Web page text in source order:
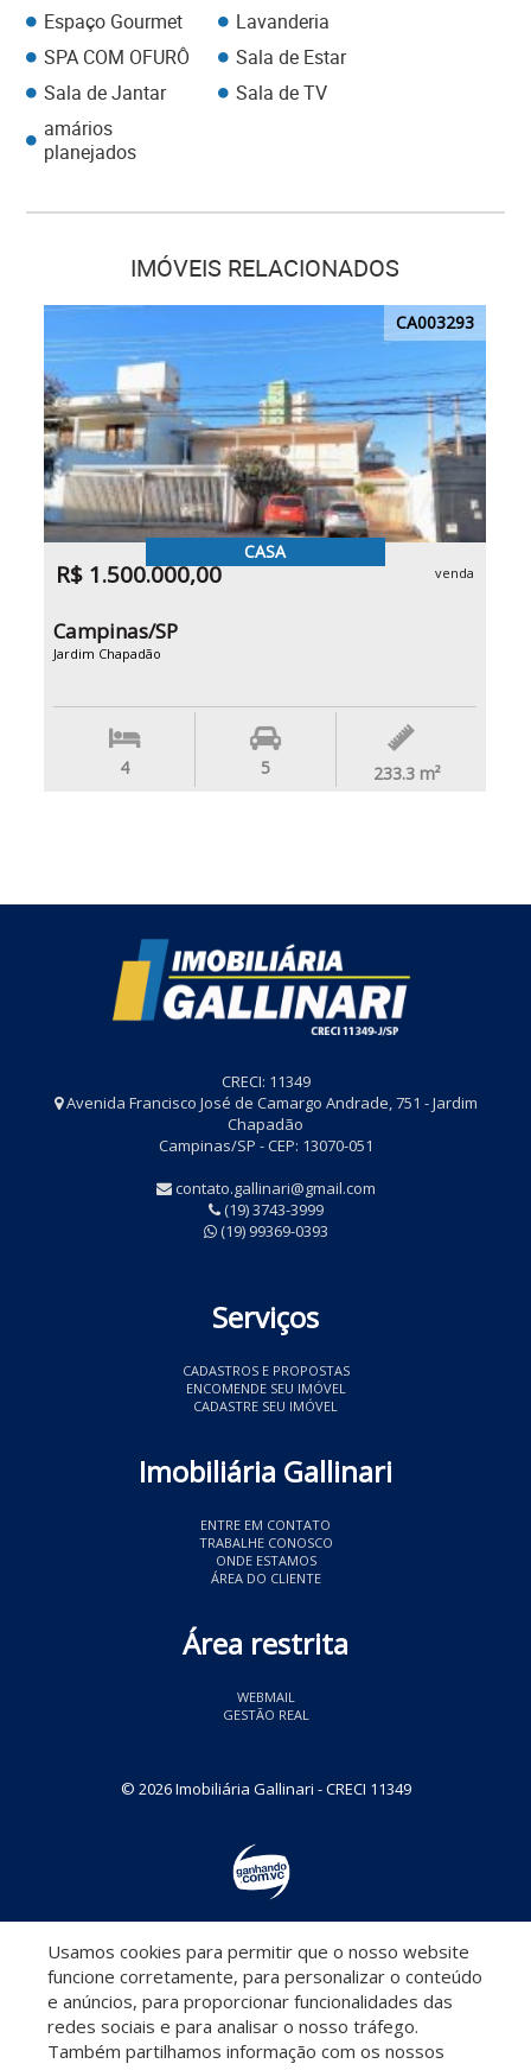
Espaço Gourmet
Lavanderia
SPA COM OFURÔ
Sala de Estar
Sala de Jantar
Sala de TV
amários
planejados
IMÓVEIS RELACIONADOS
CA003293
CASA
R$ 1.500.000,00 venda
Campinas/SP
Jardim Chapadão
4 5 233.3 m²
CRECI: 11349
Avenida Francisco José de Camargo Andrade, 751 - Jardim
Chapadão
Campinas/SP - CEP: 13070-051
contato.gallinari@gmail.com
(19) 3743-3999
(19) 99369-0393
Serviços
CADASTROS E PROPOSTAS
ENCOMENDE SEU IMÓVEL
CADASTRE SEU IMÓVEL
Imobiliária Gallinari
ENTRE EM CONTATO
TRABALHE CONOSCO
ONDE ESTAMOS
ÁREA DO CLIENTE
Área restrita
WEBMAIL
GESTÃO REAL
© 2026 Imobiliária Gallinari - CRECI 11349
Descomplicado por:
Usamos cookies para permitir que o nosso website
funcione corretamente, para personalizar o conteúdo
e anúncios, para proporcionar funcionalidades das
redes sociais e para analisar o nosso tráfego.
Também partilhamos informação com os nossos